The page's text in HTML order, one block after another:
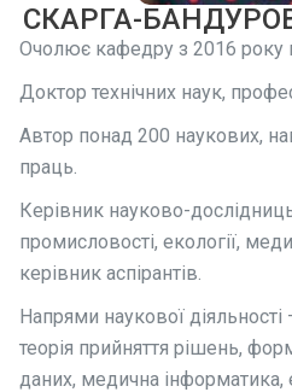
СКАРГА-
Очолює кафедру з 2016 року
Доктор технічних наук,
Автор понад 200 наукових,
праць.
Керівник науково-
промисловості, екології,
керівник аспірантів.
Напрями наукової діяльності
теорія прийняття рішень,
даних, медична інформатика,